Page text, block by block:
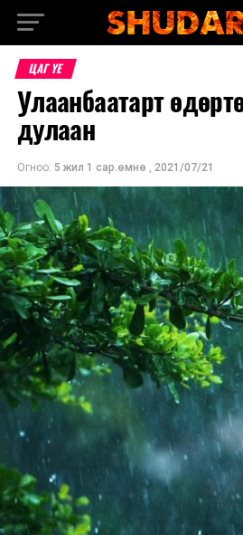
ЦАГ ҮЕ
Улаанбаатарт
дулаан
Огноо: 5 жил 1 сар.өмнө , 2021/07/21